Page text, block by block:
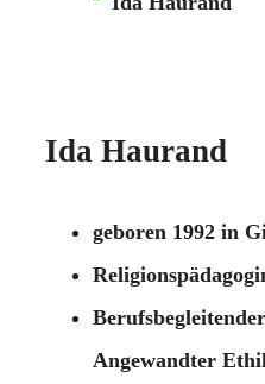
Ida Haurand
geboren 1992 in
Angewandter